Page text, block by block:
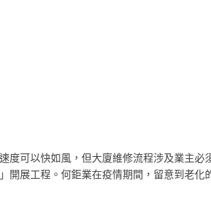
度可以快如風，但大廈維修流程涉及業主
開展工程。何鉅業在疫情期間，留意到老